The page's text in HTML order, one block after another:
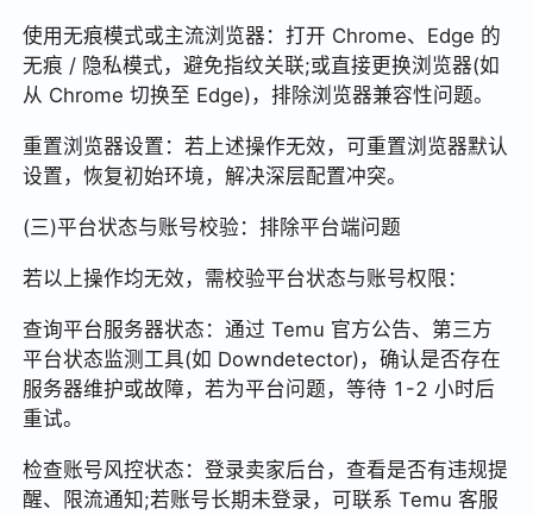
使用无痕模式或主流浏览器：打开 Chrome、Edge 的
无痕 / 隐私模式，避免指纹关联;或直接更换浏览器(如
从 Chrome 切换至 Edge)，排除浏览器兼容性问题。
重置浏览器设置：若上述操作无效，可重置浏览器默认
设置，恢复初始环境，解决深层配置冲突。
(三)平台状态与账号校验：排除平台端问题
若以上操作均无效，需校验平台状态与账号权限：
查询平台服务器状态：通过 Temu 官方公告、第三方
平台状态监测工具(如 Downdetector)，确认是否存在
服务器维护或故障，若为平台问题，等待 1-2 小时后
重试。
检查账号风控状态：登录卖家后台，查看是否有违规提
醒、限流通知;若账号长期未登录，可联系 Temu 客服